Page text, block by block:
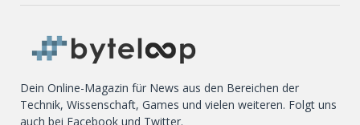
Dein Online-Magazin für News aus den Bereichen der
Technik, Wissenschaft, Games und vielen weiteren. Folgt uns
auch bei Facebook und Twitter.